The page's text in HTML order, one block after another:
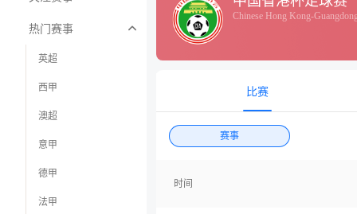
热门赛事
英超
西甲
澳超
意甲
德甲
法甲
Chinese Hong Kong-
比赛
赛事
时间